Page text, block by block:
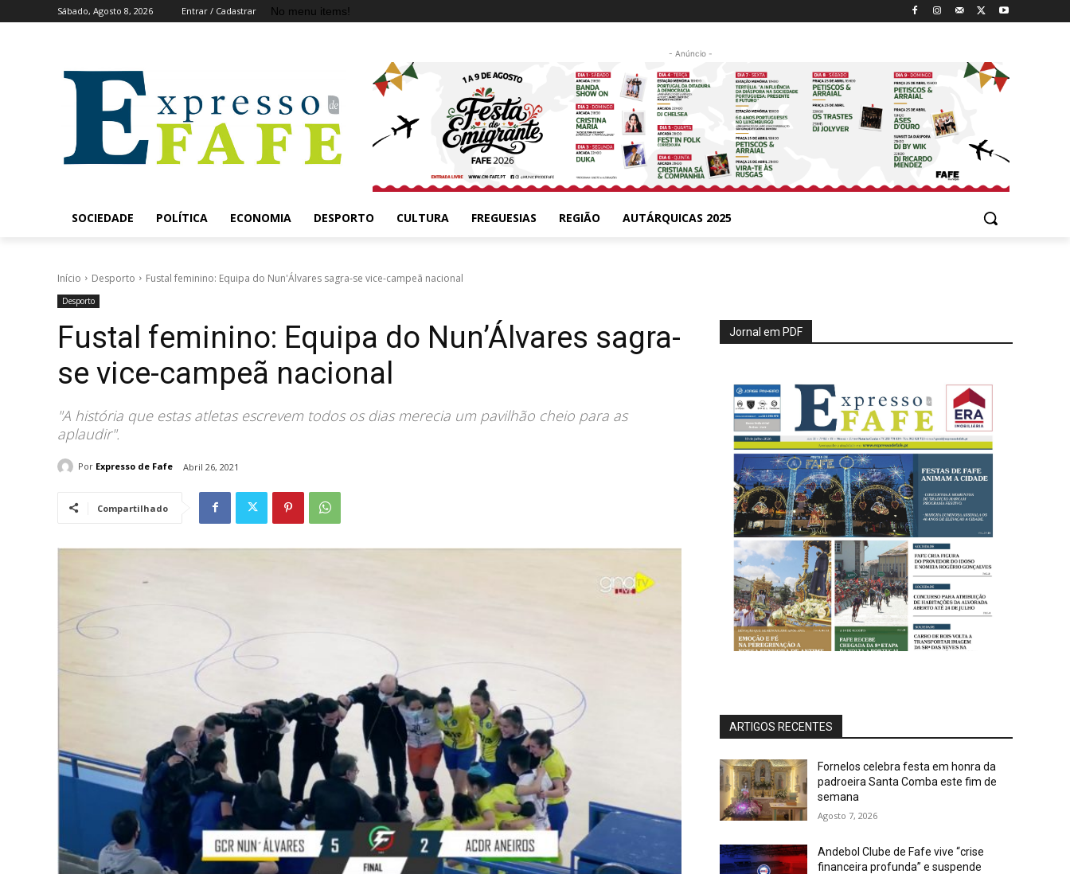
Sábado, Agosto 8, 2026 Entrar / Cadastrar No menu items!
- Anúncio -
SOCIEDADE POLÍTICA ECONOMIA DESPORTO CULTURA FREGUESIAS REGIÃO AUTÁRQUICAS 2025
Início Desporto Fustal feminino: Equipa do Nun'Álvares sagra-se vice-campeã nacional
Desporto
Fustal feminino: Equipa do Nun’Álvares sagra-
se vice-campeã nacional
"A história que estas atletas escrevem todos os dias merecia um pavilhão cheio para as
aplaudir".
Por Expresso de Fafe Abril 26, 2021
Compartilhado
Jornal em PDF
ARTIGOS RECENTES
Fornelos celebra festa em honra da
padroeira Santa Comba este fim de
semana
Agosto 7, 2026
Andebol Clube de Fafe vive “crise
financeira profunda” e suspende